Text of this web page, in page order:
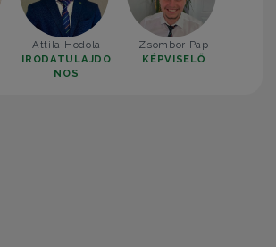
Attila Hodola
IRODATULAJDO
NOS
Zsombor Pap
KÉPVISELŐ